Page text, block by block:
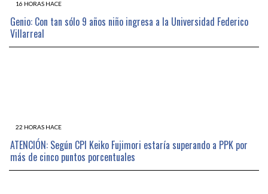
16 HORAS HACE
Genio: Con tan sólo 9 años niño ingresa a la Universidad Federico
Villarreal
22 HORAS HACE
ATENCIÓN: Según CPI Keiko Fujimori estaría superando a PPK por
más de cinco puntos porcentuales